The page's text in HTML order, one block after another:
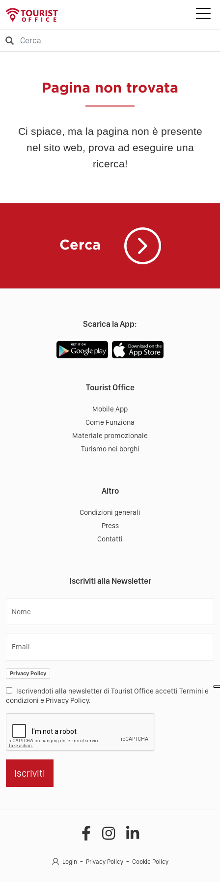
Pagina non trovata
Ci spiace, ma la pagina non è presente
nel sito web, prova ad eseguire una
ricerca!
Cerca
Scarica la App:
Tourist Office
Mobile App
Come Funziona
Materiale promozionale
Turismo nei borghi
Altro
Condizioni generali
Press
Contatti
Iscriviti alla Newsletter
Nome
Email
Privacy Policy
Iscrivendoti alla newsletter di Tourist Office accetti Termini e
condizioni e Privacy Policy.
Iscriviti
Login Privacy Policy Cookie Policy